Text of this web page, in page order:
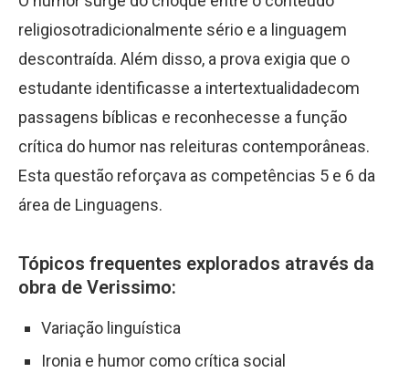
religiosotradicionalmente sério e a linguagem
descontraída. Além disso, a prova exigia que o
estudante identificasse a intertextualidadecom
passagens bíblicas e reconhecesse a função
crítica do humor nas releituras contemporâneas.
Esta questão reforçava as competências 5 e 6 da
área de Linguagens.
Tópicos frequentes explorados através da
obra de Verissimo:
Variação linguística
Ironia e humor como crítica social